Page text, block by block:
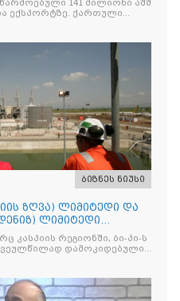
ინვესტორებიც
141 მილიონი აშშ
ექსპორტზე. ქართული
ბიზნეს ნიუსი
ზღვა) ლიმიტედი და
ლიმიტედი
შედეგებს აქვეყნებენ
კასპიის რეგიონში, ბი-პი-ს
დამოკიდებულია